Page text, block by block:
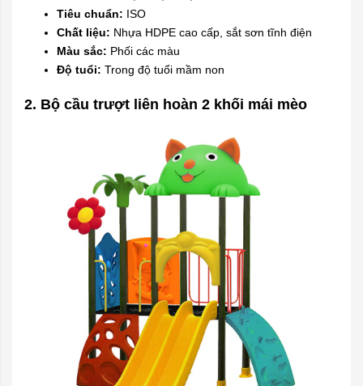
Tiêu chuẩn: ISO
Chất liệu: Nhựa HDPE cao cấp, sắt sơn tĩnh điện
Màu sắc: Phối các màu
Độ tuổi: Trong độ tuổi mầm non
2. Bộ cầu trượt liên hoàn 2 khối mái mèo